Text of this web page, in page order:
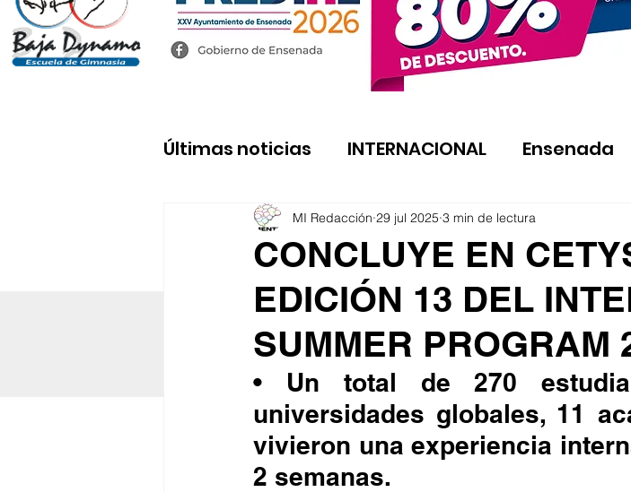
Últimas noticias INTERNACIONAL Ensenada
CONCLUYE EN
EDICIÓN 13 DEL
SUMMER PROGRAM
MI Redacción 29 jul 2025 3 min de lectura
• Un total de 270
universidades globales, 11
vivieron una experiencia
2 semanas.